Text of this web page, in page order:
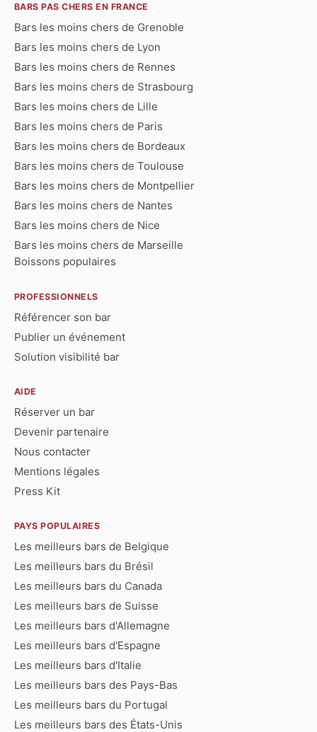
BARS PAS CHERS EN FRANCE
Bars les moins chers de Grenoble
Bars les moins chers de Lyon
Bars les moins chers de Rennes
Bars les moins chers de Strasbourg
Bars les moins chers de Lille
Bars les moins chers de Paris
Bars les moins chers de Bordeaux
Bars les moins chers de Toulouse
Bars les moins chers de Montpellier
Bars les moins chers de Nantes
Bars les moins chers de Nice
Bars les moins chers de Marseille
Boissons populaires
PROFESSIONNELS
Référencer son bar
Publier un événement
Solution visibilité bar
AIDE
Réserver un bar
Devenir partenaire
Nous contacter
Mentions légales
Press Kit
PAYS POPULAIRES
Les meilleurs bars de Belgique
Les meilleurs bars du Brésil
Les meilleurs bars du Canada
Les meilleurs bars de Suisse
Les meilleurs bars d'Allemagne
Les meilleurs bars d'Espagne
Les meilleurs bars d'Italie
Les meilleurs bars des Pays-Bas
Les meilleurs bars du Portugal
Les meilleurs bars des États-Unis